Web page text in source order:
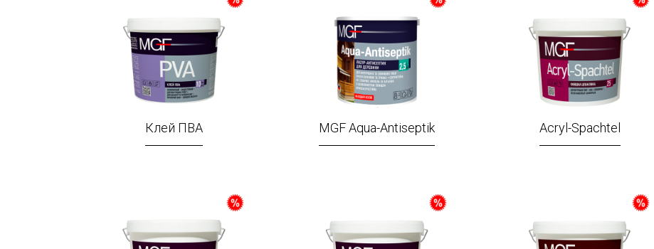
Клей ПВА MGF Aqua-Antiseptik Acryl-Spachtel